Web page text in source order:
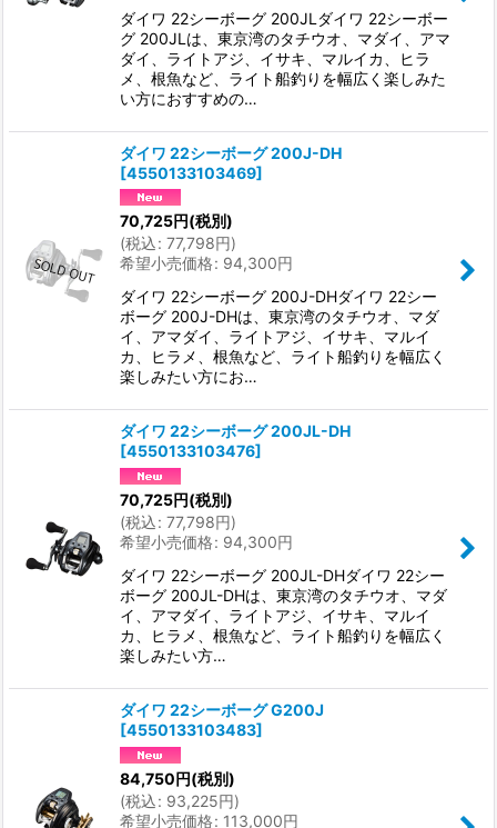
ダイワ 22シーボーグ 200JLダイワ 22シーボー
グ 200JLは、東京湾のタチウオ、マダイ、アマ
ダイ、ライトアジ、イサキ、マルイカ、ヒラ
メ、根魚など、ライト船釣りを幅広く楽しみた
い方におすすめの…
ダイワ 22シーボーグ 200J-DH
[4550133103469]
70,725円(税別)
(税込: 77,798円)
希望小売価格: 94,300円
ダイワ 22シーボーグ 200J-DHダイワ 22シー
ボーグ 200J-DHは、東京湾のタチウオ、マダ
イ、アマダイ、ライトアジ、イサキ、マルイ
カ、ヒラメ、根魚など、ライト船釣りを幅広く
楽しみたい方にお…
ダイワ 22シーボーグ 200JL-DH
[4550133103476]
70,725円(税別)
(税込: 77,798円)
希望小売価格: 94,300円
ダイワ 22シーボーグ 200JL-DHダイワ 22シー
ボーグ 200JL-DHは、東京湾のタチウオ、マダ
イ、アマダイ、ライトアジ、イサキ、マルイ
カ、ヒラメ、根魚など、ライト船釣りを幅広く
楽しみたい方…
ダイワ 22シーボーグ G200J
[4550133103483]
84,750円(税別)
(税込: 93,225円)
希望小売価格: 113,000円